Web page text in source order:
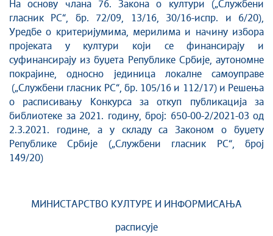
На основу члана 76. Закона о култури („Службени
гласник РС“, бр. 72/09, 13/16, 30/16-испр. и 6/20),
Уредбе о критеријумима, мерилима и начину избора
пројеката у култури који се финансирају и
суфинансирају из буџета Републике Србије, аутономне
покрајине, односно јединица локалне самоуправе
(„Службени гласник РС“, бр. 105/16 и 112/17) и Решења
о расписивању Конкурса за откуп публикација за
библиотеке за 2021. годину, број: 650-00-2/2021-03 од
2.3.2021. године, а у складу са Законом о буџету
Републике Србије („Службени гласник РС“, број
149/20)
МИНИСТАРСТВО КУЛТУРЕ И ИНФОРМИСАЊА
расписује